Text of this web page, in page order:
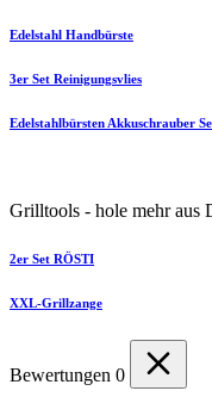
Edelstahl Handbürste
3er Set Reinigungsvlies
Edelstahlbürsten Akkuschrauber
Grilltools - hole mehr aus
2er Set RÖSTI
XXL-Grillzange
Bewertungen 0